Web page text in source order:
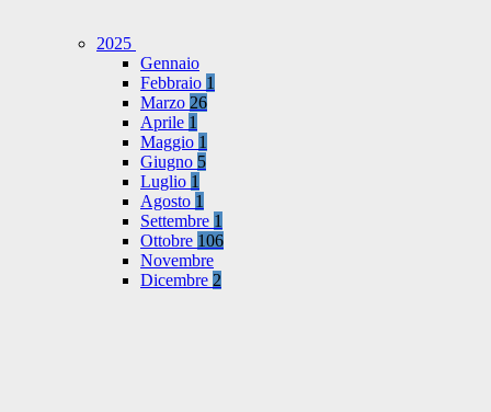
2025
Gennaio
Febbraio 1
Marzo 26
Aprile 1
Maggio 1
Giugno 5
Luglio 1
Agosto 1
Settembre 1
Ottobre 106
Novembre
Dicembre 2